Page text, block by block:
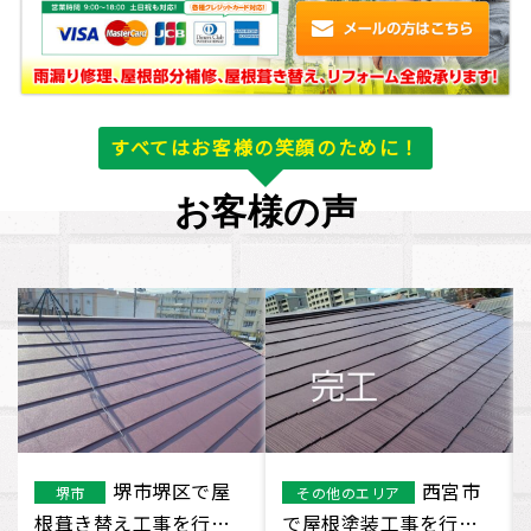
すべてはお客様の笑顔のために！
お客様の声
大阪府
堺市南区で屋
根塗装工事を行いまし
大阪市
平野区で屋根
葺き替え工事を行いま